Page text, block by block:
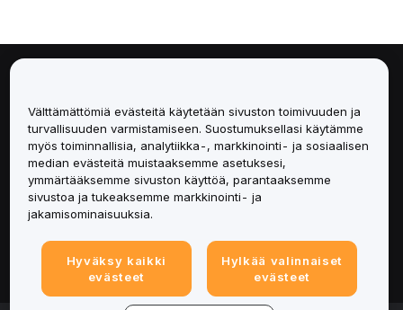
Palvelut
Tuki
Tuotteet
Lakiasiat
Välttämättömiä evästeitä käytetään sivuston toimivuuden ja
turvallisuuden varmistamiseen. Suostumuksellasi käytämme
myös toiminnallisia, analytiikka-, markkinointi- ja sosiaalisen
median evästeitä muistaaksemme asetuksesi,
ymmärtääksemme sivuston käyttöä, parantaaksemme
sivustoa ja tukeaksemme markkinointi- ja
jakamisominaisuuksia.
Hyväksy kaikki
evästeet
Hylkää valinnaiset
evästeet